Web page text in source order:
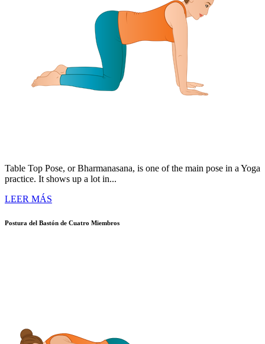
Table Top Pose, or Bharmanasana, is one of the main pose in a Yoga
practice. It shows up a lot in...
LEER MÁS
Postura del Bastón de Cuatro Miembros